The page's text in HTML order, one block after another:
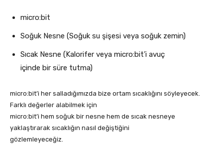
micro:bit
Soğuk Nesne (Soğuk su şişesi veya soğuk zemin)
Sıcak Nesne (Kalorifer veya micro:bit’i avuç
içinde bir süre tutma)
micro:bit’i her salladığımızda bize ortam sıcaklığını söyleyecek.
Farklı değerler alabilmek için
micro:bit’i hem soğuk bir nesne hem de sıcak nesneye
yaklaştırarak sıcaklığın nasıl değiştiğini
gözlemleyeceğiz.